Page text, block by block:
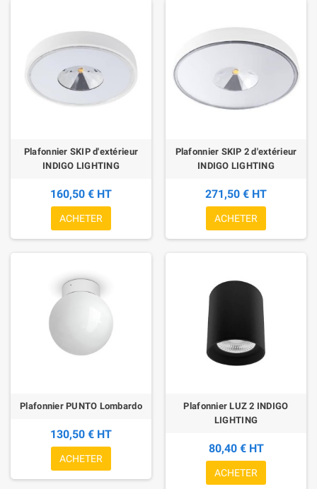
Plafonnier SKIP d'extérieur
INDIGO LIGHTING
160,50 € HT
ACHETER
Plafonnier SKIP 2 d'extérieur
INDIGO LIGHTING
271,50 € HT
ACHETER
Plafonnier PUNTO Lombardo
130,50 € HT
ACHETER
Plafonnier LUZ 2 INDIGO
LIGHTING
80,40 € HT
ACHETER